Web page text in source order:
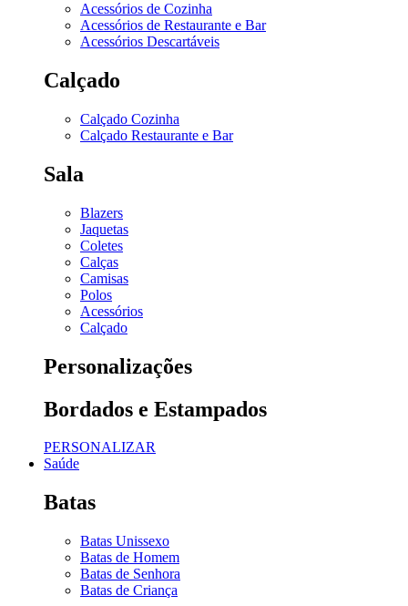
Acessórios de Cozinha
Acessórios de Restaurante e Bar
Acessórios Descartáveis
Calçado
Calçado Cozinha
Calçado Restaurante e Bar
Sala
Blazers
Jaquetas
Coletes
Calças
Camisas
Polos
Acessórios
Calçado
Personalizações
Bordados e Estampados
PERSONALIZAR
Saúde
Batas
Batas Unissexo
Batas de Homem
Batas de Senhora
Batas de Criança